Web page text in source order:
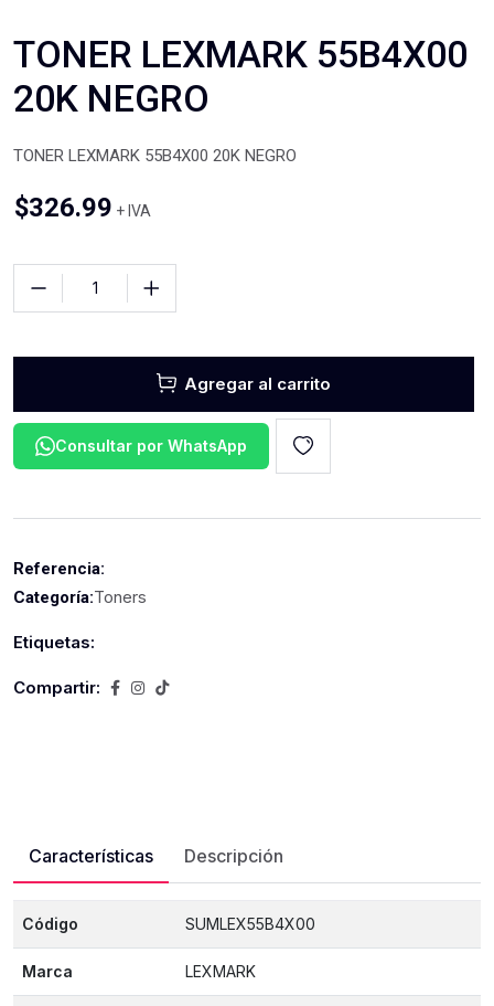
TONER LEXMARK 55B4X00
20K NEGRO
TONER LEXMARK 55B4X00 20K NEGRO
$326.99 + IVA
Agregar al carrito
Consultar por WhatsApp
Referencia:
Categoría:Toners
Etiquetas:
Compartir:
Características Descripción
Código SUMLEX55B4X00
Marca LEXMARK